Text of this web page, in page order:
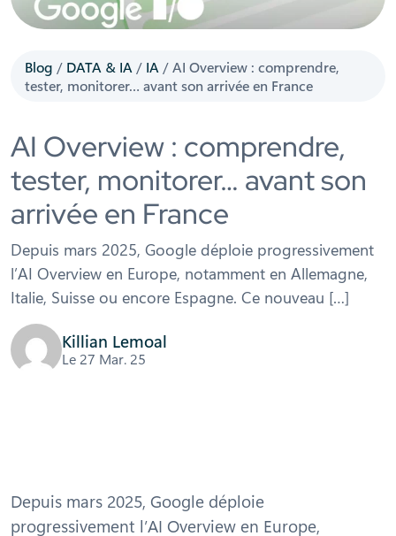
Blog / DATA & IA / IA /AI Overview : comprendre,
tester, monitorer… avant son arrivée en France
AI Overview : comprendre,
tester, monitorer… avant son
arrivée en France
Depuis mars 2025, Google déploie progressivement
l’AI Overview en Europe, notamment en Allemagne,
Italie, Suisse ou encore Espagne. Ce nouveau […]
Killian Lemoal
Le 27 Mar. 25
Depuis mars 2025, Google déploie
progressivement l’AI Overview en Europe,